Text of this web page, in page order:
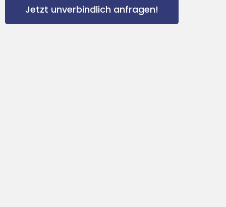
Jetzt unverbindlich anfragen!